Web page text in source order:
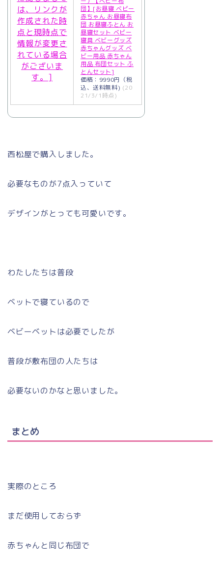
団】[お昼寝 ベビー
赤ちゃん お昼寝布
団 お昼寝ふとん お
昼寝セット ベビー
寝具 ベビーグッズ
赤ちゃんグッズ ベ
ビー用品 赤ちゃん
用品 布団セット ふ
とんセット]
価格：9990円（税
込、送料無料) (20
21/3/1時点)
西松屋で購入しました。
必要なものが7点入っていて
デザインがとっても可愛いです。
わたしたちは普段
ベットで寝ているので
ベビーベットは必要でしたが
普段が敷布団の人たちは
必要ないのかなと思いました。
まとめ
実際のところ
まだ使用しておらず
赤ちゃんと同じ布団で